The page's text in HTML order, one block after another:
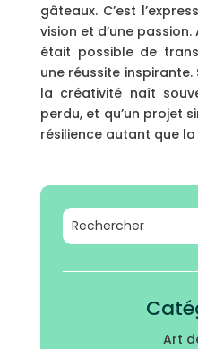
gâteaux. C’est
vision et d’une passion.
était possible de
une réussite
la créativité naît
perdu, et qu’un projet
résilience autant que
Art